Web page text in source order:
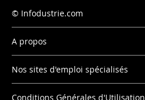
Infodustrie.com
A propos
Nos sites d'emploi spécialisés
Conditions Générales d'Utilisation